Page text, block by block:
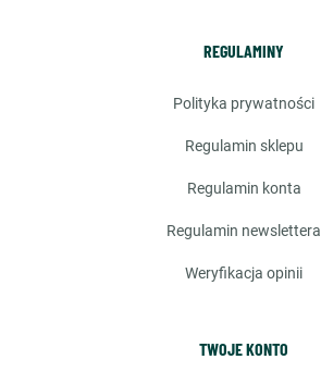
REGULAMINY
polityka prywatności
regulamin sklepu
regulamin konta
regulamin newslettera
weryfikacja opinii
TWOJE KONTO